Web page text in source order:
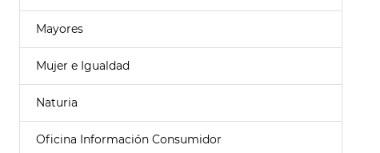
Mayores
Mujer e Igualdad
Naturia
Oficina Información Consumidor